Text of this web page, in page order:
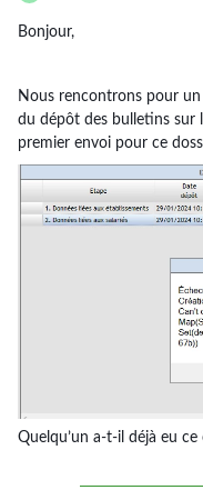
Bonjour,
Nous rencontrons pour un
du dépôt des bulletins sur
premier envoi pour ce
Quelqu’un a-t-il déjà eu ce